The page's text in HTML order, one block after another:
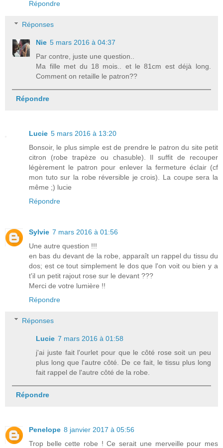
Répondre
Réponses
Nie 5 mars 2016 à 04:37
Par contre, juste une question..
Ma fille met du 18 mois.. et le 81cm est déjà long.
Comment on retaille le patron??
Répondre
Lucie 5 mars 2016 à 13:20
Bonsoir, le plus simple est de prendre le patron du site petit
citron (robe trapèze ou chasuble). Il suffit de recouper
légèrement le patron pour enlever la fermeture éclair (cf
mon tuto sur la robe réversible je crois). La coupe sera la
même ;) lucie
Répondre
Sylvie 7 mars 2016 à 01:56
Une autre question !!!
en bas du devant de la robe, apparaît un rappel du tissu du
dos; est ce tout simplement le dos que l'on voit ou bien y a
t'il un petit rajout rose sur le devant ???
Merci de votre lumière !!
Répondre
Réponses
Lucie 7 mars 2016 à 01:58
j'ai juste fait l'ourlet pour que le côté rose soit un peu
plus long que l'autre côté. De ce fait, le tissu plus long
fait rappel de l'autre côté de la robe.
Répondre
Penelope 8 janvier 2017 à 05:56
Trop belle cette robe ! Ce serait une merveille pour mes